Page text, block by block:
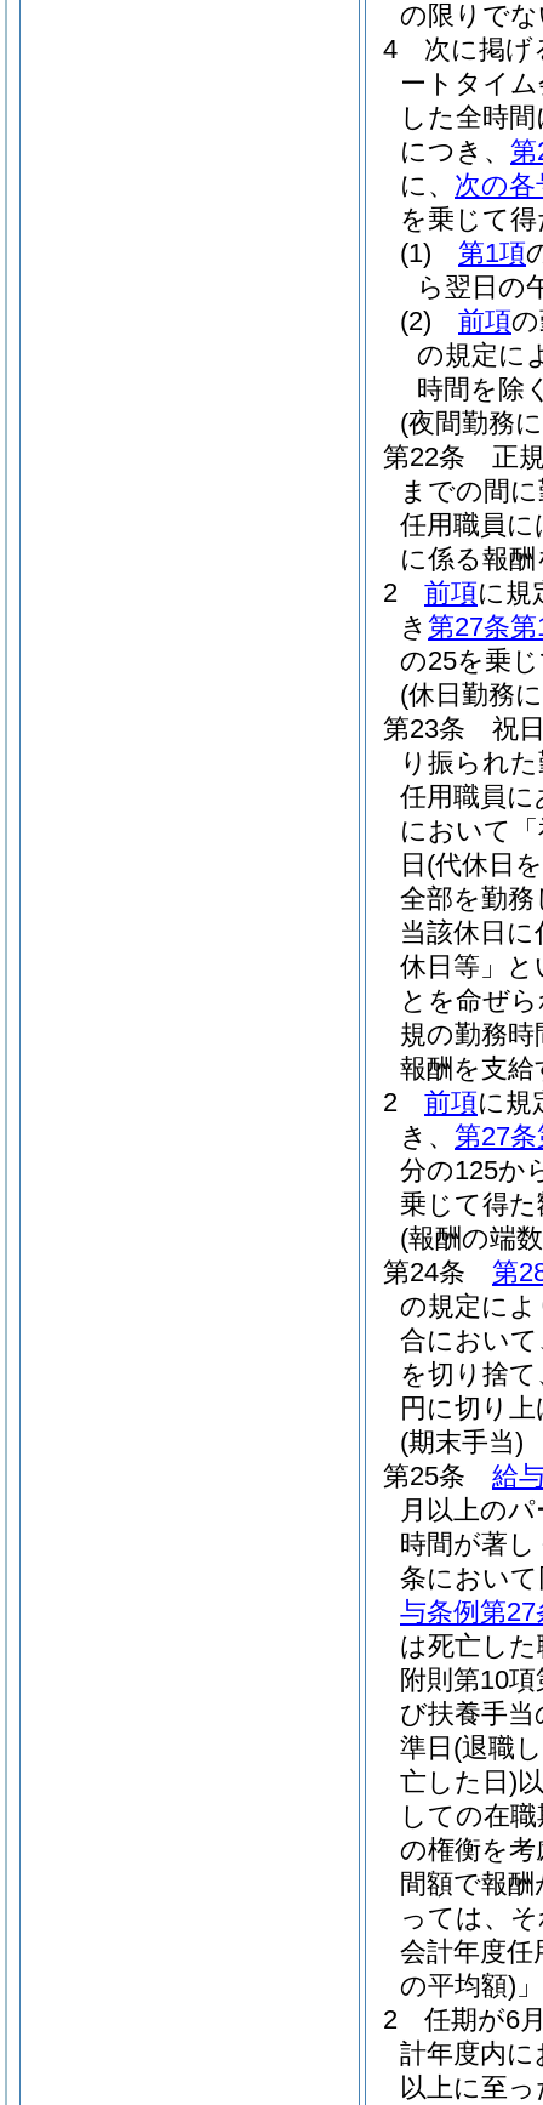
の限りで
4
次に掲げ
ートタイ
した全時
につき、 第
に、 次の各
を乗じて
(1)
第1項
ら翌日の
(2)
前項
の規定に
時間を除
(夜間勤務
第22条
正
までの間
任用職員
に係る報
2
前項に規
き 第27条第
の25を乗
(休日勤務
第23条
祝
り振られ
任用職員
において
日 (代休日
全部を勤
当該休日
休日等」と
とを命ぜ
規の勤務
報酬を支給
2
前項に規
き、 第27
分の125か
乗じて得
(報酬の端
第24条
第
の規定に
合におい
を切り捨
円に切り
(期末手当)
第25条
給
月以上の
時間が著
条におい
与条例第
は死亡し
附則第10
び扶養手
準日 (退職
亡した日)
しての在
の権衡を
間額で報
っては、
会計年度
の平均額)
2
任期が6
計年度内
以上に至